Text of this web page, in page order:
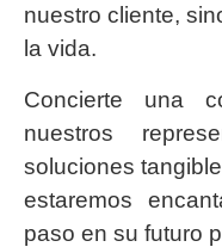
nuestro cliente,
la vida.
Concierte una
nuestros
soluciones
estaremos
paso en su futuro